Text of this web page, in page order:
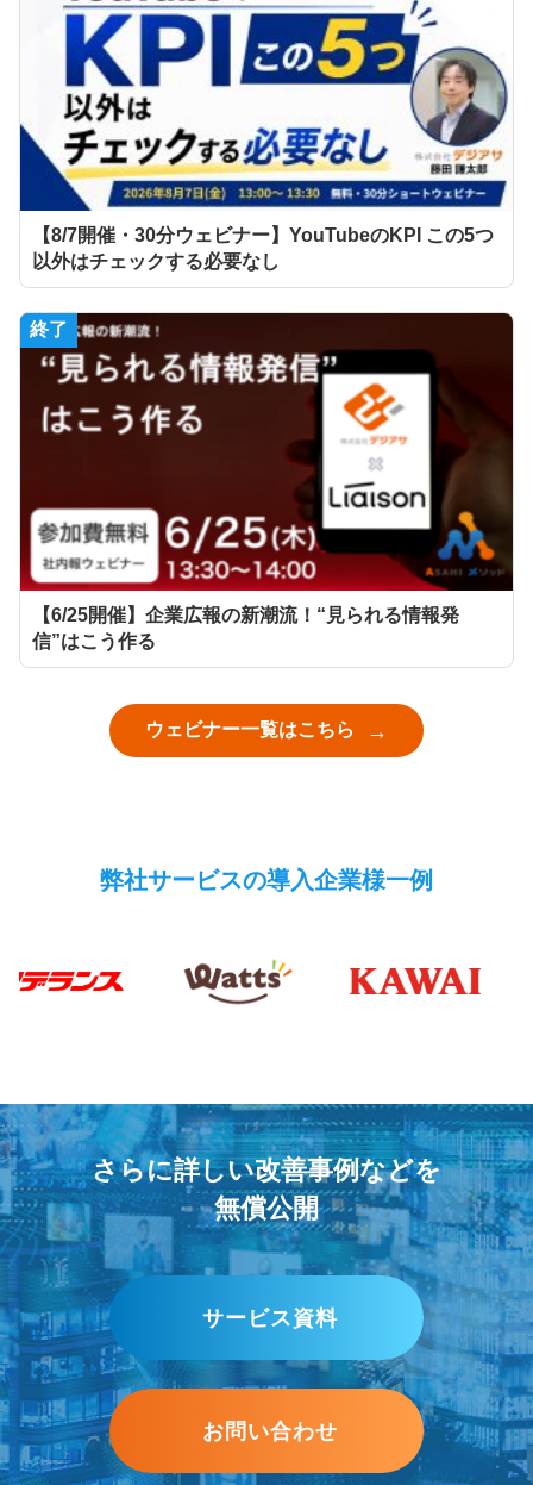
【8/7開催・30分ウェビナー】YouTubeのKPI この5つ
以外はチェックする必要なし
終了
【6/25開催】企業広報の新潮流！“見られる情報発
信”はこう作る
ウェビナー一覧はこちら
弊社サービスの導入企業様一例
さらに詳しい改善事例などを
無償公開
サービス資料
お問い合わせ